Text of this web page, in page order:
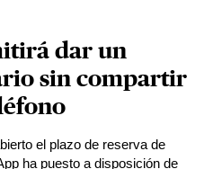
dar un
sin compartir
el plazo de reserva de
ha puesto a disposición de